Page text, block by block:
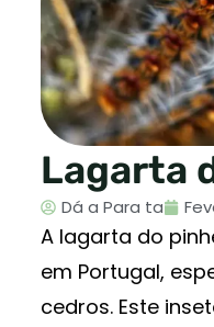
Lagarta
Dá a Para ta
A lagarta do
em Portugal,
cedros. Este